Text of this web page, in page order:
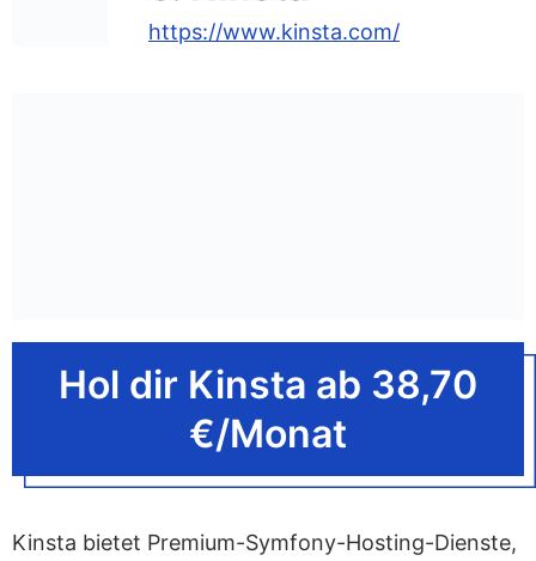
https://www.kinsta.com/
Hol dir Kinsta ab 38,70
€/Monat
Kinsta bietet Premium-Symfony-Hosting-Dienste,